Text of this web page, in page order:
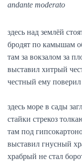
andante moderato
здесь над землёй
бродят по камышам
там за вокзалом за
выставил хитрый
честный ему поверил
здесь море в сады
стайки стрекоз
там под
выставил гнусный
храбрый не стал